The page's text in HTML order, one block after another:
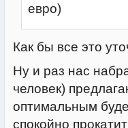
евро)
Как бы все это
Ну и раз нас
человек)
оптимальным
спокойно